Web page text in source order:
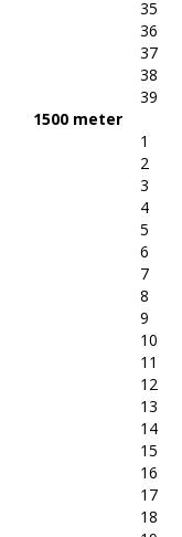
35
36
37
38
39
1500 meter
1
2
3
4
5
6
7
8
9
10
11
12
13
14
15
16
17
18